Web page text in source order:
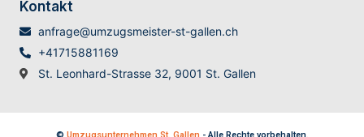
Kontakt
anfrage@umzugsmeister-st-gallen.ch
+41715881169
St. Leonhard-Strasse 32, 9001 St. Gallen